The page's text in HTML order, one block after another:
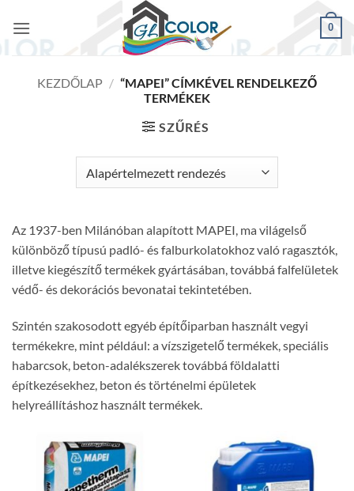
0
KEZDŐLAP / “MAPEI” CÍMKÉVEL RENDELKEZŐ
TERMÉKEK
SZŰRÉS
Az 1937-ben Milánóban alapított MAPEI, ma világelső
különböző típusú padló- és falburkolatokhoz való ragasztók,
illetve kiegészítő termékek gyártásában, továbbá falfelületek
védő- és dekorációs bevonatai tekintetében.
Szintén szakosodott egyéb építőiparban használt vegyi
termékekre, mint például: a vízszigetelő termékek, speciális
habarcsok, beton-adalékszerek továbbá földalatti
építkezésekhez, beton és történelmi épületek
helyreállításhoz használt termékek.